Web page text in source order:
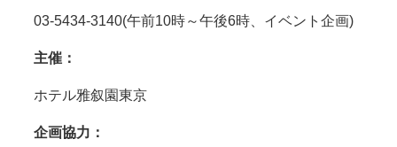
03-5434-3140(午前10時～午後6時、イベント企画)
主催：
ホテル雅叙園東京
企画協力：